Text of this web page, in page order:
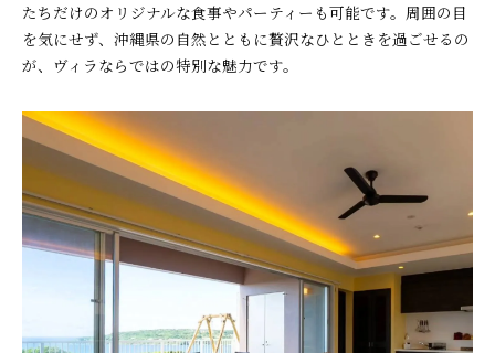
たちだけのオリジナルな食事やパーティーも可能です。周囲の目
を気にせず、沖縄県の自然とともに贅沢なひとときを過ごせるの
が、ヴィラならではの特別な魅力です。